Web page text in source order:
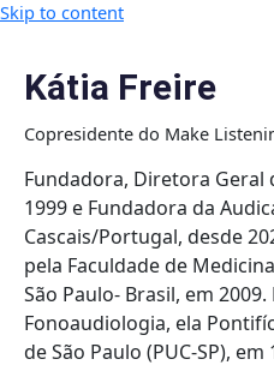
Skip to content
Kátia Freire
Copresidente do Make
Fundadora, Diretora Geral
1999 e Fundadora da
Cascais/Portugal, desde
pela Faculdade de
São Paulo- Brasil, em
Fonoaudiologia, ela
de São Paulo (PUC-SP),